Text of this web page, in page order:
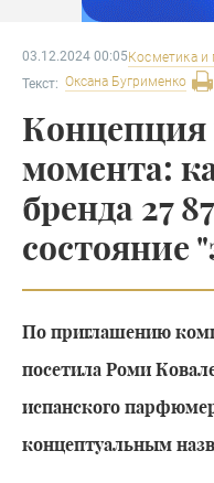
03.12.2024 00:05Косметика
Текст: Оксана Бугрименко
Концепция
момента:
бренда 27
состояние
По приглашению
посетила Роми
испанского
концептуальным